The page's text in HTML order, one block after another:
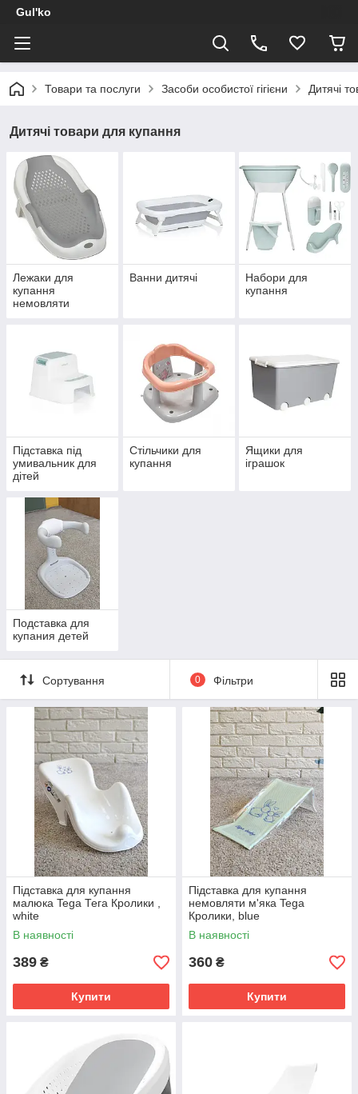
Gul'ko
Товари та послуги Засоби особистої гігієни Дитячі
Дитячі товари для купання
Лежаки для
купання
немовляти
Ванни дитячі
Набори для
купання
Підставка під
умивальник для
дітей
Стільчики для
купання
Ящики для
іграшок
Подставка для
купания детей
Сортування 0 Фільтри
Підставка для купання
малюка Tega Тега Кролики ,
white
В наявності
389 ₴
Купити
Підставка для купання
немовляти м'яка Tega
Кролики, blue
В наявності
360 ₴
Купити